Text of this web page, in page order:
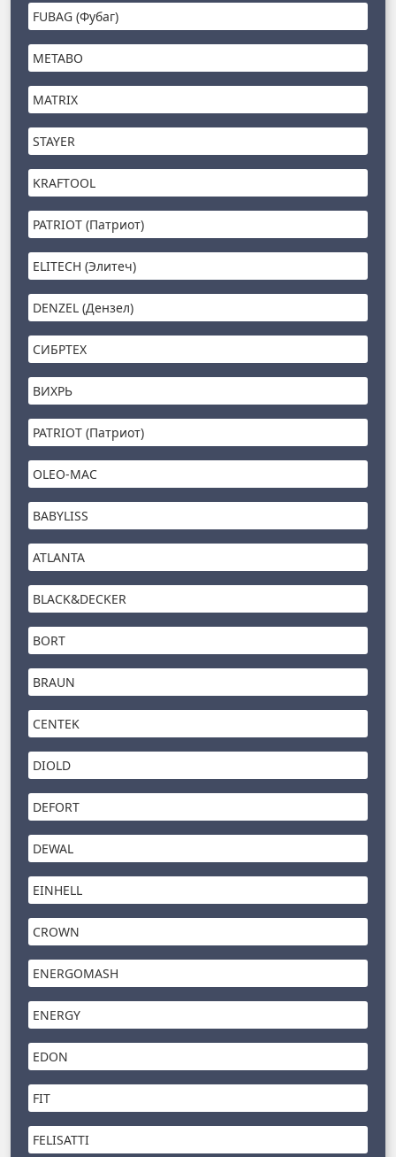
FUBAG (Фубаг)
METABO
MATRIX
STAYER
KRAFTOOL
PATRIOT (Патриот)
ELITECH (Элитеч)
DENZEL (Дензел)
СИБРТЕХ
ВИХРЬ
PATRIOT (Патриот)
OLEO-MAC
BABYLISS
ATLANTA
BLACK&DECKER
BORT
BRAUN
CENTEK
DIOLD
DEFORT
DEWAL
EINHELL
CROWN
ENERGOMASH
ENERGY
EDON
FIT
FELISATTI